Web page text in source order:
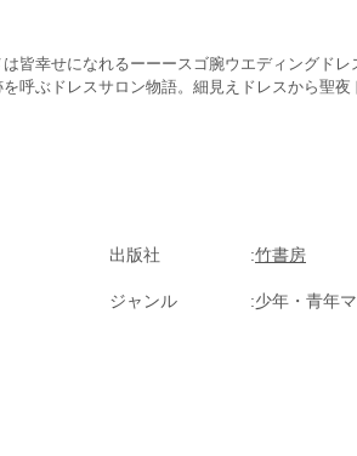
皆幸せになれるーーースゴ腕ウエディングド
呼ぶドレスサロン物語。細見えドレスから聖
出版社 竹書房
ジャンル 少年・青年